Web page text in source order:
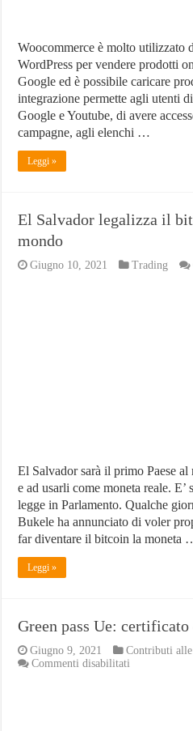
Woocommerce è molto utilizzato
WordPress per vendere prodotti
Google ed è possibile caricare
integrazione permette agli utenti
Google e Youtube, di avere
campagne, agli elenchi …
Leggi »
El Salvador legalizza il
mondo
Giugno 10, 2021 Trading
El Salvador sarà il primo Paese
e ad usarli come moneta reale.
legge in Parlamento. Qualche
Bukele ha annunciato di voler
far diventare il bitcoin la moneta
Leggi »
Green pass Ue:
Giugno 9, 2021
Contributi
Commenti disabilitati